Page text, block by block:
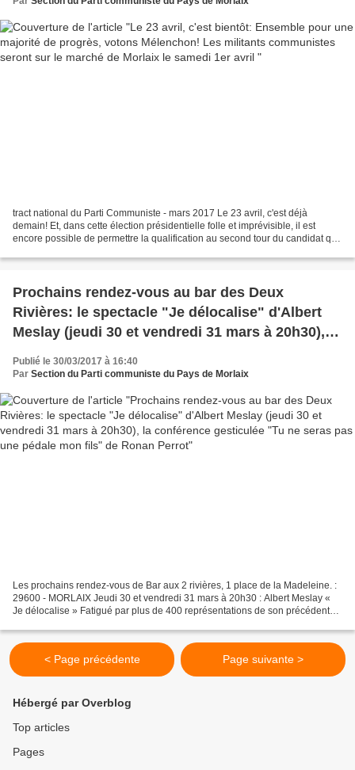
tract national du Parti Communiste - mars 2017 Le 23 avril, c'est déjà
demain! Et, dans cette élection présidentielle folle et imprévisible, il est
encore possible de permettre la qualification au second tour du candidat qui
Prochains rendez-vous au bar des Deux
Rivières: le spectacle "Je délocalise" d'Albert
Meslay (jeudi 30 et vendredi 31 mars à 20h30), la
pédale mon fils" de Ronan Perrot
Publié le 30/03/2017 à 16:40
Par Section du Parti communiste du Pays de Morlaix
Les prochains rendez-vous de Bar aux 2 rivières, 1 place de la Madeleine. :
29600 - MORLAIX Jeudi 30 et vendredi 31 mars à 20h30 : Albert Meslay «
Je délocalise » Fatigué par plus de 400 représentations de son précédent
< Page précédente Page suivante >
Hébergé par Overblog
Top articles
Pages